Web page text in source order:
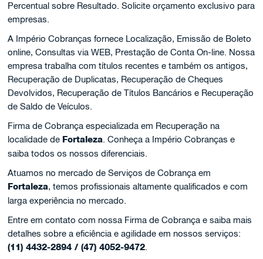
Percentual sobre Resultado. Solicite orçamento exclusivo para
empresas.
A Império Cobranças fornece Localização, Emissão de Boleto
online, Consultas via WEB, Prestação de Conta On-line. Nossa
empresa trabalha com títulos recentes e também os antigos,
Recuperação de Duplicatas, Recuperação de Cheques
Devolvidos, Recuperação de Títulos Bancários e Recuperação
de Saldo de Veículos.
Firma de Cobrança especializada em Recuperação na
localidade de Fortaleza. Conheça a Império Cobranças e
saiba todos os nossos diferenciais.
Atuamos no mercado de Serviços de Cobrança em
Fortaleza, temos profissionais altamente qualificados e com
larga experiência no mercado.
Entre em contato com nossa Firma de Cobrança e saiba mais
detalhes sobre a eficiência e agilidade em nossos serviços:
(11) 4432-2894 / (47) 4052-9472.